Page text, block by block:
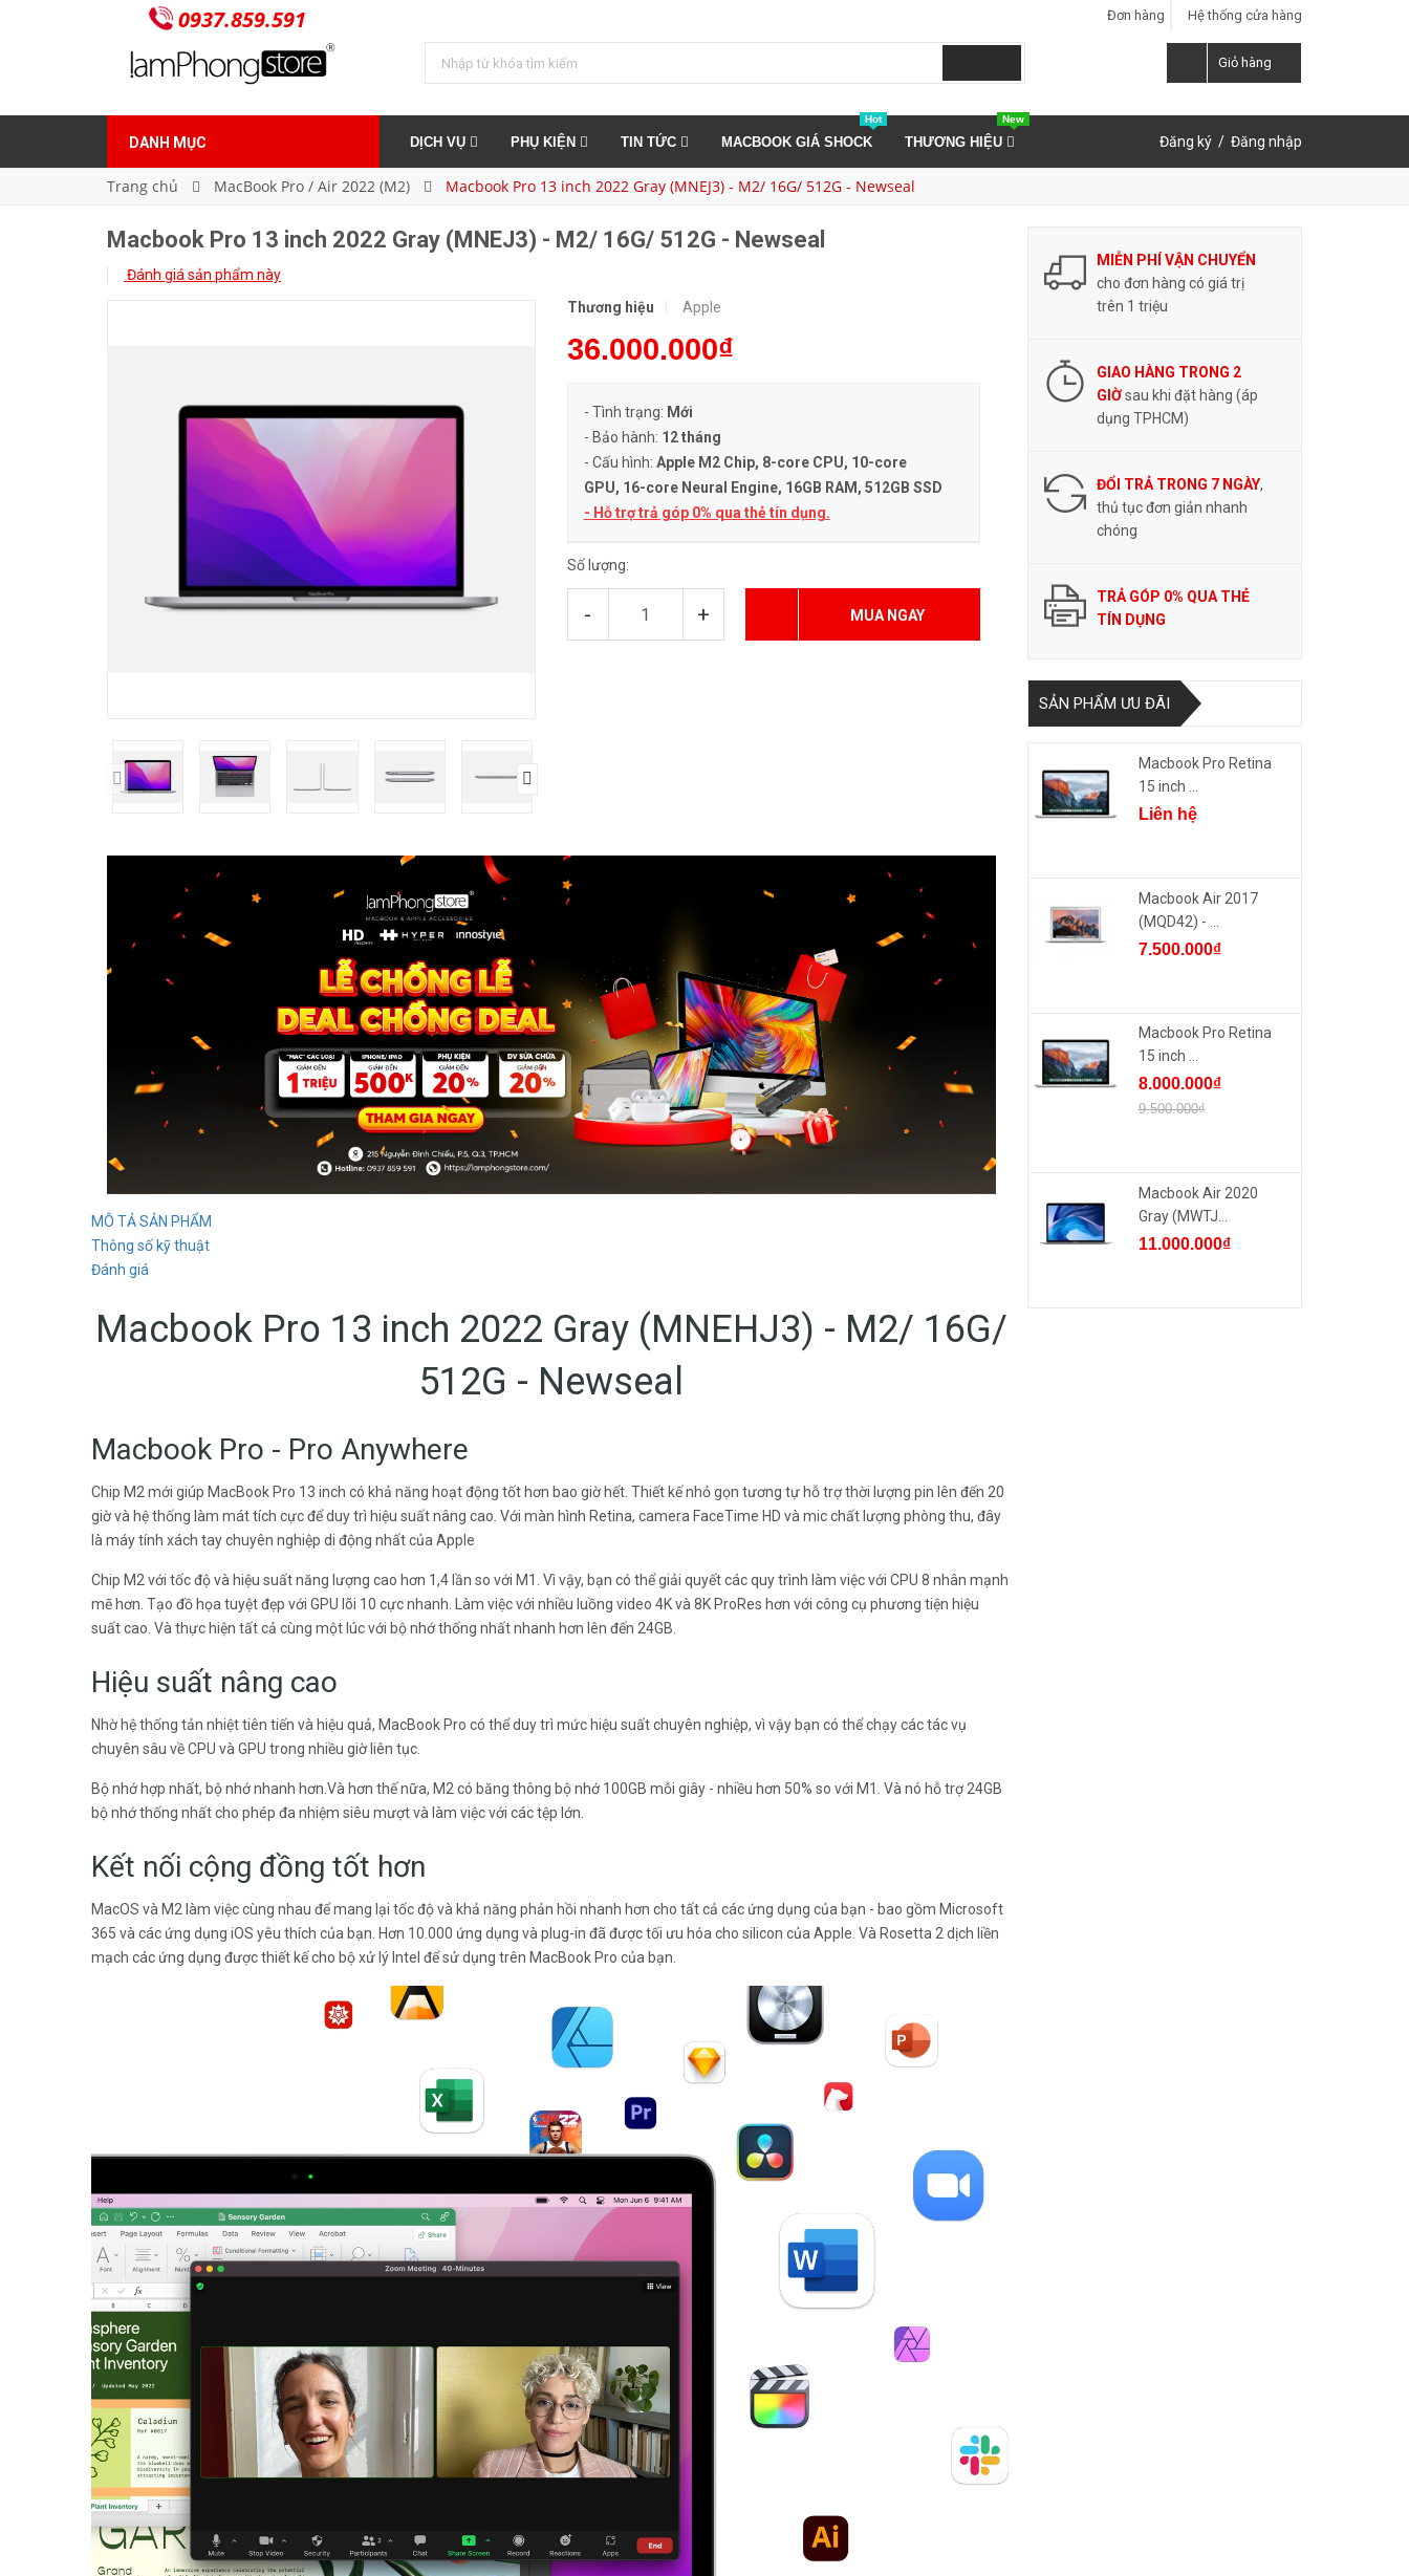
0937.859.591 Hệ thống cửa hàng
Đơn hàng
Giỏ hàng
DANH MỤC DỊCH VỤ PHỤ KIỆN TIN TỨC MACBOOK GIÁ SHOCK
Hot
THƯƠNG HIỆU
New
Đăng ký / Đăng nhập
Trang chủ MacBook Pro / Air 2022 (M2) Macbook Pro 13 inch 2022 Gray (MNEJ3) - M2/ 16G/ 512G - Newseal
Macbook Pro 13 inch 2022 Gray (MNEJ3) - M2/ 16G/ 512G - Newseal
Đánh giá sản phẩm này
Thương hiệu
Apple
36.000.000₫
- Tình trạng: Mới
- Bảo hành: 12 tháng
- Cấu hình: Apple M2 Chip, 8-core CPU, 10-core
GPU, 16-core Neural Engine, 16GB RAM, 512GB SSD
- Hỗ trợ trả góp 0% qua thẻ tín dụng.
Số lượng:
- + MUA NGAY
36.000.000₫
LIÊN HỆ ĐẶT HÀNG
0937.859.591
MÔ TẢ SẢN PHẨM
Thông số kỹ thuật
Đánh giá
Macbook Pro 13 inch 2022 Gray (MNEHJ3) - M2/ 16G/
512G - Newseal
Macbook Pro - Pro Anywhere
Chip M2 mới giúp MacBook Pro 13 inch có khả năng hoạt động tốt hơn bao giờ hết. Thiết kế nhỏ gọn tương tự hỗ trợ thời lượng pin lên đến 20
giờ và hệ thống làm mát tích cực để duy trì hiệu suất nâng cao. Với màn hình Retina, camera FaceTime HD và mic chất lượng phòng thu, đây
là máy tính xách tay chuyên nghiệp di động nhất của Apple
Chip M2 với tốc độ và hiệu suất năng lượng cao hơn 1,4 lần so với M1. Vì vậy, bạn có thể giải quyết các quy trình làm việc với CPU 8 nhân mạnh
mẽ hơn. Tạo đồ họa tuyệt đẹp với GPU lõi 10 cực nhanh. Làm việc với nhiều luồng video 4K và 8K ProRes hơn với công cụ phương tiện hiệu
suất cao. Và thực hiện tất cả cùng một lúc với bộ nhớ thống nhất nhanh hơn lên đến 24GB.
Hiệu suất nâng cao
Nhờ hệ thống tản nhiệt tiên tiến và hiệu quả, MacBook Pro có thể duy trì mức hiệu suất chuyên nghiệp, vì vậy bạn có thể chạy các tác vụ
chuyên sâu về CPU và GPU trong nhiều giờ liên tục.
Bộ nhớ hợp nhất, bộ nhớ nhanh hơn.Và hơn thế nữa, M2 có băng thông bộ nhớ 100GB mỗi giây - nhiều hơn 50% so với M1. Và nó hỗ trợ 24GB
bộ nhớ thống nhất cho phép đa nhiệm siêu mượt và làm việc với các tệp lớn.
Kết nối cộng đồng tốt hơn
MacOS và M2 làm việc cùng nhau để mang lại tốc độ và khả năng phản hồi nhanh hơn cho tất cả các ứng dụng của bạn - bao gồm Microsoft
365 và các ứng dụng iOS yêu thích của bạn. Hơn 10.000 ứng dụng và plug-in đã được tối ưu hóa cho silicon của Apple. Và Rosetta 2 dịch liền
mạch các ứng dụng được thiết kế cho bộ xử lý Intel để sử dụng trên MacBook Pro của bạn.
MIỄN PHÍ VẬN CHUYỂN
cho đơn hàng có giá trị
trên 1 triệu
GIAO HÀNG TRONG 2
GIỜsau khi đặt hàng (áp
dụng TPHCM)
ĐỔI TRẢ TRONG 7 NGÀY,
thủ tục đơn giản nhanh
chóng
TRẢ GÓP 0% QUA THẺ
TÍN DỤNG
SẢN PHẨM ƯU ĐÃI
Macbook Pro Retina
15 inch ...
Liên hệ
Macbook Air 2017
(MQD42) - ...
7.500.000₫
Macbook Pro Retina
15 inch ...
8.000.000₫
9.500.000₫
Macbook Air 2020
Gray (MWTJ...
11.000.000₫